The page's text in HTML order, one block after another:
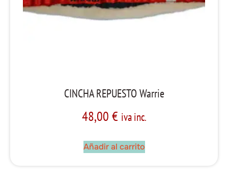
CINCHA REPUESTO Warrie
48,00 € iva inc.
Añadir al carrito